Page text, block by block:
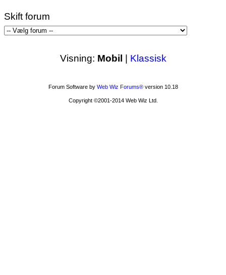
Skift forum
Visning: Mobil | Klassisk
Forum Software by Web Wiz Forums®version 10.18
Copyright ©2001-2014 Web Wiz Ltd.